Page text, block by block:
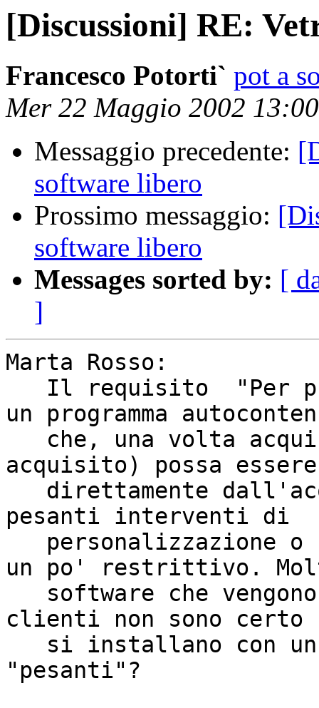
[Discussioni] RE:
Francesco Potorti` pot a
Mer 22 Maggio 2002
Messaggio precedente:
software libero
Prossimo messaggio:
software libero
Messages sorted by: [
]
Marta Rosso:
un programma
acquisito) possa
pesanti interventi di
un po' restrittivo.
clienti non sono certo
"pesanti"?